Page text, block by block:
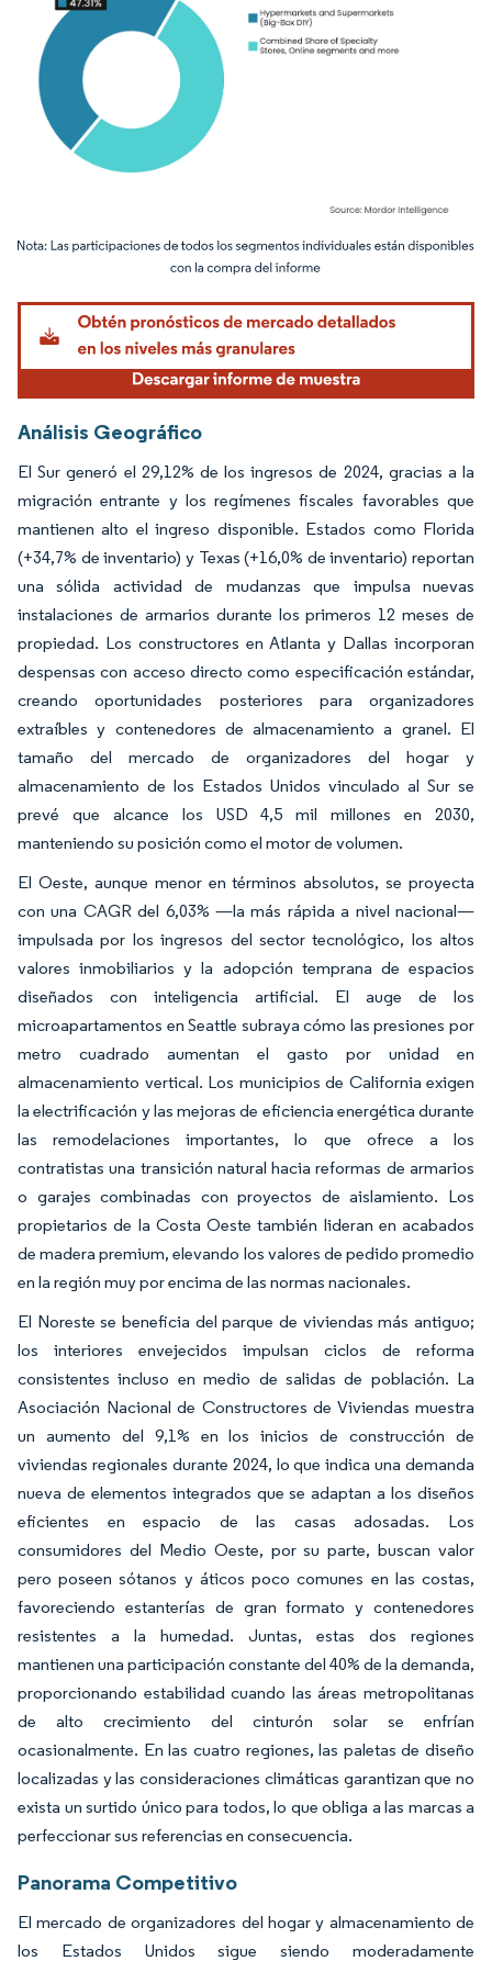
Imagen © Mordor Intelligence. El uso requiere atribución según CC BY 4.0.
Análisis Geográfico
El Sur generó el 29,12% de los ingresos de 2024, gracias a la
migración entrante y los regímenes fiscales favorables que
mantienen alto el ingreso disponible. Estados como Florida
(+34,7% de inventario) y Texas (+16,0% de inventario) reportan
una sólida actividad de mudanzas que impulsa nuevas
instalaciones de armarios durante los primeros 12 meses de
propiedad. Los constructores en Atlanta y Dallas incorporan
despensas con acceso directo como especificación estándar,
creando oportunidades posteriores para organizadores
extraíbles y contenedores de almacenamiento a granel. El
tamaño del mercado de organizadores del hogar y
almacenamiento de los Estados Unidos vinculado al Sur se
prevé que alcance los USD 4,5 mil millones en 2030,
manteniendo su posición como el motor de volumen.
El Oeste, aunque menor en términos absolutos, se proyecta
con una CAGR del 6,03% —la más rápida a nivel nacional—
impulsada por los ingresos del sector tecnológico, los altos
valores inmobiliarios y la adopción temprana de espacios
diseñados con inteligencia artificial. El auge de los
microapartamentos en Seattle subraya cómo las presiones por
metro cuadrado aumentan el gasto por unidad en
almacenamiento vertical. Los municipios de California exigen
la electrificación y las mejoras de eficiencia energética durante
las remodelaciones importantes, lo que ofrece a los
contratistas una transición natural hacia reformas de armarios
o garajes combinadas con proyectos de aislamiento. Los
propietarios de la Costa Oeste también lideran en acabados
de madera premium, elevando los valores de pedido promedio
en la región muy por encima de las normas nacionales.
El Noreste se beneficia del parque de viviendas más antiguo;
los interiores envejecidos impulsan ciclos de reforma
consistentes incluso en medio de salidas de población. La
Asociación Nacional de Constructores de Viviendas muestra
un aumento del 9,1% en los inicios de construcción de
viviendas regionales durante 2024, lo que indica una demanda
nueva de elementos integrados que se adaptan a los diseños
eficientes en espacio de las casas adosadas. Los
consumidores del Medio Oeste, por su parte, buscan valor
pero poseen sótanos y áticos poco comunes en las costas,
favoreciendo estanterías de gran formato y contenedores
resistentes a la humedad. Juntas, estas dos regiones
mantienen una participación constante del 40% de la demanda,
proporcionando estabilidad cuando las áreas metropolitanas
de alto crecimiento del cinturón solar se enfrían
ocasionalmente. En las cuatro regiones, las paletas de diseño
localizadas y las consideraciones climáticas garantizan que no
exista un surtido único para todos, lo que obliga a las marcas a
perfeccionar sus referencias en consecuencia.
Panorama Competitivo
El mercado de organizadores del hogar y almacenamiento de
los Estados Unidos sigue siendo moderadamente